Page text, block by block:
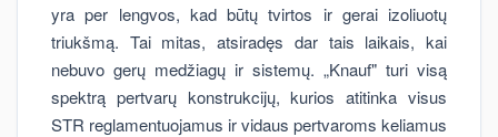
yra per lengvos, kad būtų tvirtos ir gerai izoliuotų
triukšmą. Tai mitas, atsiradęs dar tais laikais, kai
nebuvo gerų medžiagų ir sistemų. „Knauf" turi visą
spektrą pertvarų konstrukcijų, kurios atitinka visus
STR reglamentuojamus ir vidaus pertvaroms keliamus